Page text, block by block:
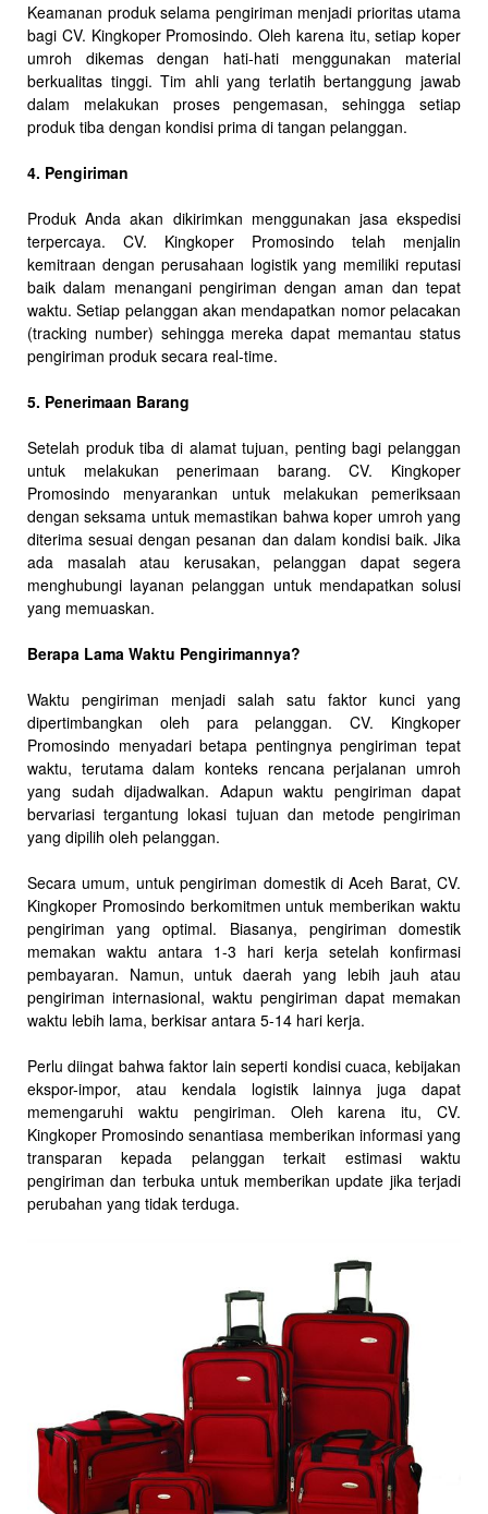
Keamanan produk selama pengiriman menjadi prioritas utama
bagi CV. Kingkoper Promosindo. Oleh karena itu, setiap koper
umroh dikemas dengan hati-hati menggunakan material
berkualitas tinggi. Tim ahli yang terlatih bertanggung jawab
dalam melakukan proses pengemasan, sehingga setiap
produk tiba dengan kondisi prima di tangan pelanggan.
4. Pengiriman
Produk Anda akan dikirimkan menggunakan jasa ekspedisi
terpercaya. CV. Kingkoper Promosindo telah menjalin
kemitraan dengan perusahaan logistik yang memiliki reputasi
baik dalam menangani pengiriman dengan aman dan tepat
waktu. Setiap pelanggan akan mendapatkan nomor pelacakan
(tracking number) sehingga mereka dapat memantau status
pengiriman produk secara real-time.
5. Penerimaan Barang
Setelah produk tiba di alamat tujuan, penting bagi pelanggan
untuk melakukan penerimaan barang. CV. Kingkoper
Promosindo menyarankan untuk melakukan pemeriksaan
dengan seksama untuk memastikan bahwa koper umroh yang
diterima sesuai dengan pesanan dan dalam kondisi baik. Jika
ada masalah atau kerusakan, pelanggan dapat segera
menghubungi layanan pelanggan untuk mendapatkan solusi
yang memuaskan.
Berapa Lama Waktu Pengirimannya?
Waktu pengiriman menjadi salah satu faktor kunci yang
dipertimbangkan oleh para pelanggan. CV. Kingkoper
Promosindo menyadari betapa pentingnya pengiriman tepat
waktu, terutama dalam konteks rencana perjalanan umroh
yang sudah dijadwalkan. Adapun waktu pengiriman dapat
bervariasi tergantung lokasi tujuan dan metode pengiriman
yang dipilih oleh pelanggan.
Secara umum, untuk pengiriman domestik di Aceh Barat, CV.
Kingkoper Promosindo berkomitmen untuk memberikan waktu
pengiriman yang optimal. Biasanya, pengiriman domestik
memakan waktu antara 1-3 hari kerja setelah konfirmasi
pembayaran. Namun, untuk daerah yang lebih jauh atau
pengiriman internasional, waktu pengiriman dapat memakan
waktu lebih lama, berkisar antara 5-14 hari kerja.
Perlu diingat bahwa faktor lain seperti kondisi cuaca, kebijakan
ekspor-impor, atau kendala logistik lainnya juga dapat
memengaruhi waktu pengiriman. Oleh karena itu, CV.
Kingkoper Promosindo senantiasa memberikan informasi yang
transparan kepada pelanggan terkait estimasi waktu
pengiriman dan terbuka untuk memberikan update jika terjadi
perubahan yang tidak terduga.